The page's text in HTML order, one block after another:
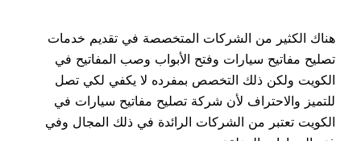
هناك الكثير من الشركات المتخصصة في تقديم خدمات
تصليح مفاتيح سيارات وفتح الأبواب وصب المفاتيح في
الكويت ولكن ذلك التخصص بمفرده لا يكفي لكي تصل
للتميز والاحتراف لأن شركة تصليح مفاتيح سيارات في
الكويت تعتبر من الشركات الرائدة في ذلك المجال وفي